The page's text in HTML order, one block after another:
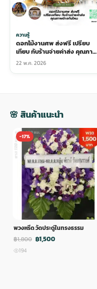
ความรู้
ดอกไม้งานศพ ส่งฟรี เปรียบ
เทียบ กับร้านจ่ายค่าส่ง คุณภาพ
ต่างกันไหม
22 พ.ค. 2026
🌸 สินค้าแนะนำ
-17%
พวงหรีด วัดประดู่ในทรงธรรม
฿1,800 ฿1,500
194